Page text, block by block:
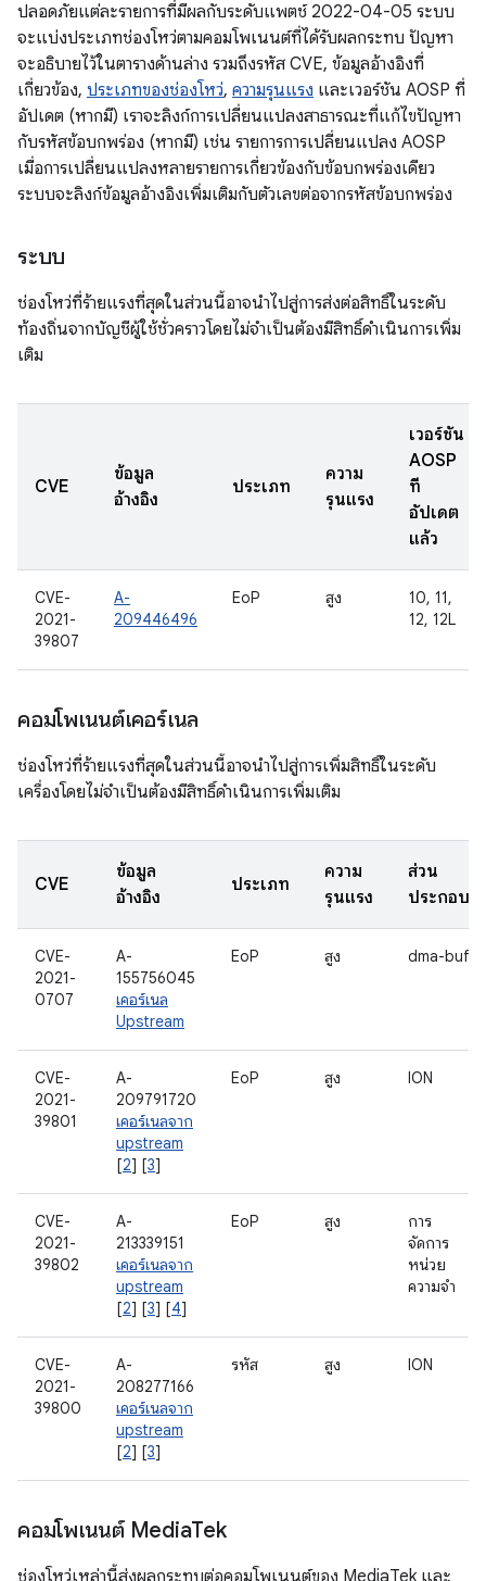
ปลอดภัยแต่ละรายการที่มีผลกับระดับแพตช์ 2022-04-05 ระบบ
จะแบ่งประเภทช่องโหว่ตามคอมโพเนนต์ที่ได้รับผลกระทบ ปัญหา
จะอธิบายไว้ในตารางด้านล่าง รวมถึงรหัส CVE, ข้อมูลอ้างอิงที่
เกี่ยวข้อง, ประเภทของช่องโหว่, ความรุนแรง และเวอร์ชัน AOSP ที่
อัปเดต (หากมี) เราจะลิงก์การเปลี่ยนแปลงสาธารณะที่แก้ไขปัญหา
กับรหัสข้อบกพร่อง (หากมี) เช่น รายการการเปลี่ยนแปลง AOSP
เมื่อการเปลี่ยนแปลงหลายรายการเกี่ยวข้องกับข้อบกพร่องเดียว
ระบบจะลิงก์ข้อมูลอ้างอิงเพิ่มเติมกับตัวเลขต่อจากรหัสข้อบกพร่อง
ระบบ
ช่องโหว่ที่ร้ายแรงที่สุดในส่วนนี้อาจนำไปสู่การส่งต่อสิทธิ์ในระดับ
ท้องถิ่นจากบัญชีผู้ใช้ชั่วคราวโดยไม่จำเป็นต้องมีสิทธิ์ดำเนินการเพิ่ม
เติม
CVE
ข้อมูล
อ้างอิง
ประเภท
ความ
รุนแรง
เวอร์ชัน
AOSP
ที่
อัปเดต
แล้ว
CVE-
2021-
39807
A-
209446496
EoP สูง
10, 11,
12, 12L
คอมโพเนนต์เคอร์เนล
ช่องโหว่ที่ร้ายแรงที่สุดในส่วนนี้อาจนำไปสู่การเพิ่มสิทธิ์ในระดับ
เครื่องโดยไม่จำเป็นต้องมีสิทธิ์ดำเนินการเพิ่มเติม
CVE
ข้อมูล
อ้างอิง
ประเภท
ความ
รุนแรง
ส่วน
ประกอบ
CVE-
2021-
0707
A-
155756045
เคอร์เนล
Upstream
EoP สูง dma-buf
CVE-
2021-
39801
A-
209791720
เคอร์เนลจาก
upstream
[2] [3]
EoP สูง ION
CVE-
2021-
39802
A-
213339151
เคอร์เนลจาก
upstream
[2] [3] [4]
EoP สูง
การ
จัดการ
หน่วย
ความจำ
CVE-
2021-
39800
A-
208277166
เคอร์เนลจาก
upstream
[2] [3]
รหัส สูง ION
คอมโพเนนต์ MediaTek
ช่องโหว่เหล่านี้ส่งผลกระทบต่อคอมโพเนนต์ของ MediaTek และ